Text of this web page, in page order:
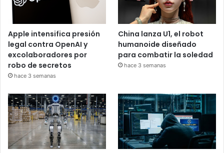
Apple intensifica presión
legal contra OpenAI y
excolaboradores por
robo de secretos
hace 3 semanas
China lanza U1, el robot
humanoide diseñado
para combatir la soledad
hace 3 semanas